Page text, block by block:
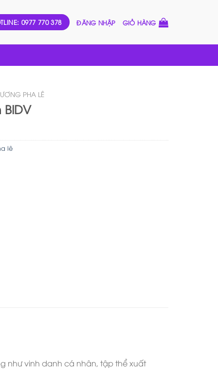
0977 770 378 ĐĂNG NHẬP GIỎ HÀNG
PHA LÊ
lê
như vinh danh cá nhân, tập thể xuất